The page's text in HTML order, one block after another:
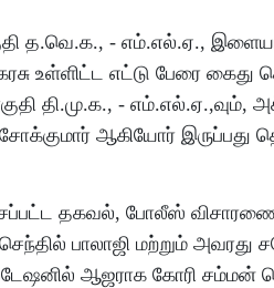
த.வெ.க., - எம்.எல்.ஏ.,
உள்ளிட்ட எட்டு பேரை
தி.மு.க., - எம்.எல்.ஏ.,வும்,
ஆகியோர் இருப்பது
தகவல், போலீஸ்
பாலாஜி மற்றும் அவரது
ஆஜராக கோரி சம்மன்